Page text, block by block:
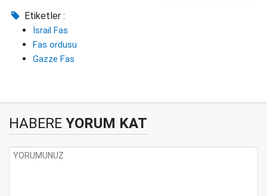
Etiketler :
İsrail Fas
Fas ordusu
Gazze Fas
HABERE YORUM KAT